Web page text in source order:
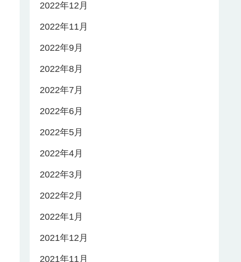
2022年12月
2022年11月
2022年9月
2022年8月
2022年7月
2022年6月
2022年5月
2022年4月
2022年3月
2022年2月
2022年1月
2021年12月
2021年11月